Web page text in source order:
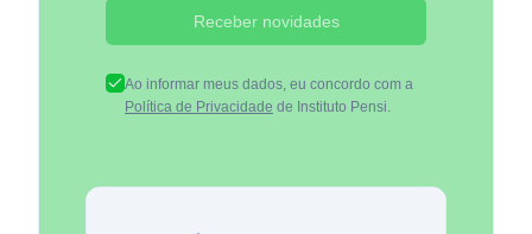
Receber novidades
Ao informar meus dados, eu concordo com a
Política de Privacidade de Instituto Pensi.